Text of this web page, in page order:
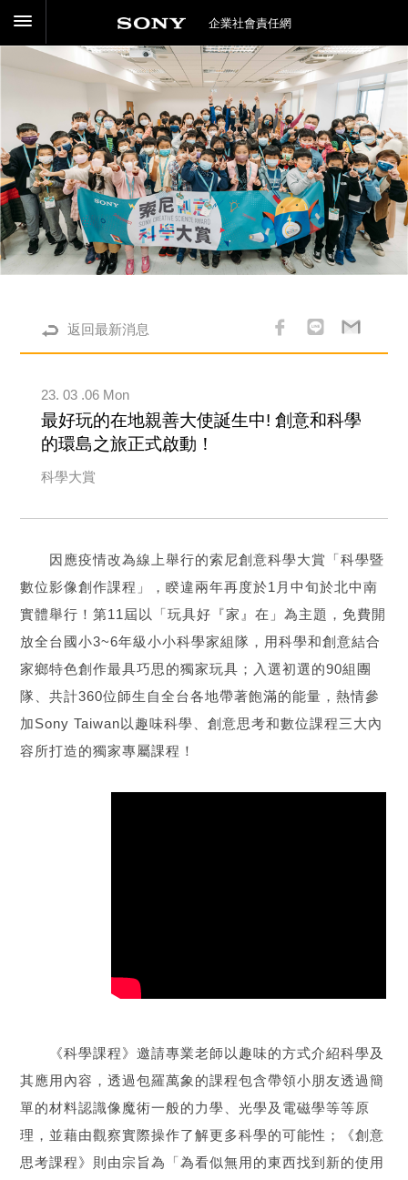
企業社會責任網
返回最新消息
23. 03 .06 Mon
最好玩的在地親善大使誕生中! 創意和科學
的環島之旅正式啟動！
科學大賞
因應疫情改為線上舉行的索尼創意科學大賞「科學暨
數位影像創作課程」，睽違兩年再度於1月中旬於北中南
實體舉行！第11屆以「玩具好『家』在」為主題，免費開
放全台國小3~6年級小小科學家組隊，用科學和創意結合
家鄉特色創作最具巧思的獨家玩具；入選初選的90組團
隊、共計360位師生自全台各地帶著飽滿的能量，熱情參
加Sony Taiwan以趣味科學、創意思考和數位課程三大內
容所打造的獨家專屬課程！
《科學課程》邀請專業老師以趣味的方式介紹科學及
其應用內容，透過包羅萬象的課程包含帶領小朋友透過簡
單的材料認識像魔術一般的力學、光學及電磁學等等原
理，並藉由觀察實際操作了解更多科學的可能性；《創意
思考課程》則由宗旨為「為看似無用的東西找到新的使用